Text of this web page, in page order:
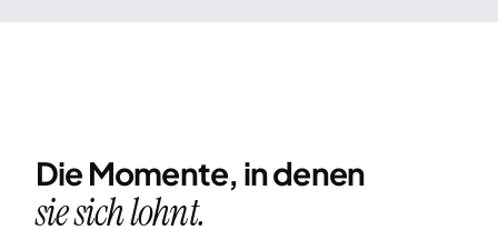
Die Momente, in denen
sie sich lohnt.